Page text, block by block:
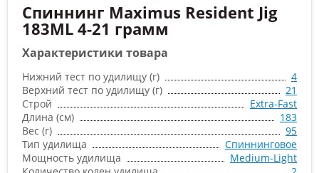
Спиннинг Maximus Resident Jig
183ML 4-21 грамм
Характеристики товара
Нижний тест по удилищу (г)
4
Верхний тест по удилищу (г)
21
Строй
Extra-Fast
Длина (см)
183
Вес (г)
95
Тип удилища
Спиннинговое
Мощность удилища
Medium-Light